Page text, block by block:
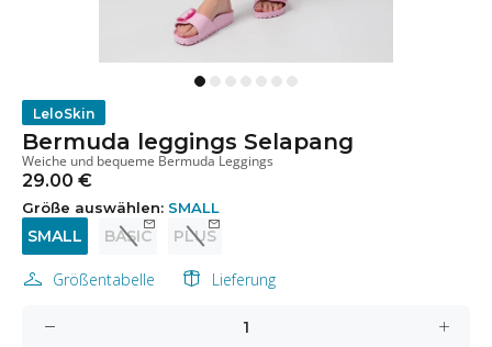
LeloSkin
Bermuda leggings Selapang
Weiche und bequeme Bermuda Leggings
29.00 €
Größe auswählen: SMALL
SMALL BASIC PLUS
Größentabelle Lieferung